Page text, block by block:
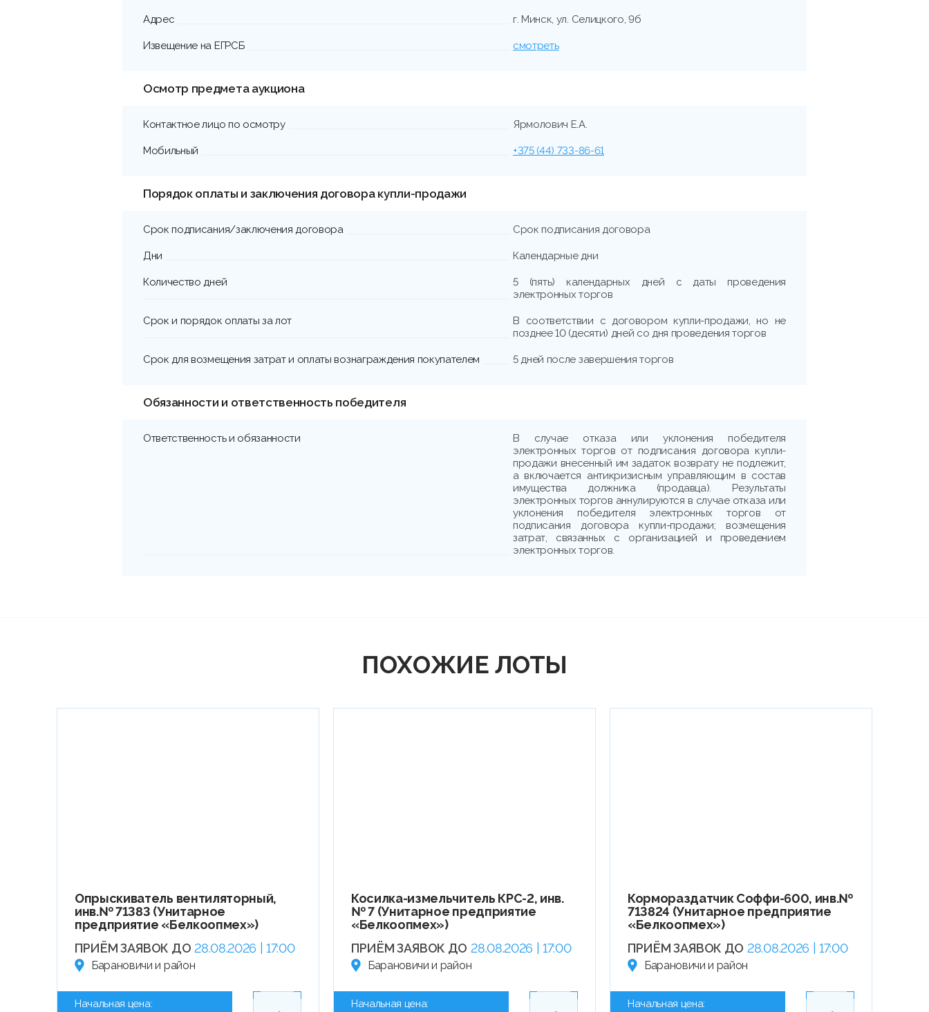
Адрес г. Минск, ул. Селицкого, 9б
Извещение на ЕГРСБ смотреть
Осмотр предмета аукциона
Контактное лицо по осмотру Ярмолович Е.А.
Мобильный +375 (44) 733-86-61
Порядок оплаты и заключения договора купли-продажи
Срок подписания/заключения договора Срок подписания договора
Дни Календарные дни
Количество дней
5 (пять) календарных дней с даты проведения
электронных торгов
Срок и порядок оплаты за лот
В соответствии с договором купли-продажи, но не
позднее 10 (десяти) дней со дня проведения торгов
Срок для возмещения затрат и оплаты вознаграждения покупателем 5 дней после завершения торгов
Обязанности и ответственность победителя
Ответственность и обязанности
В случае отказа или уклонения победителя
электронных торгов от подписания договора купли-
продажи внесенный им задаток возврату не подлежит,
а включается антикризисным управляющим в состав
имущества должника (продавца). Результаты
электронных торгов аннулируются в случае отказа или
уклонения победителя электронных торгов от
подписания договора купли-продажи; возмещения
затрат, связанных с организацией и проведением
электронных торгов.
ПОХОЖИЕ ЛОТЫ
Опрыскиватель вентиляторный,
инв.№ 71383 (Унитарное
предприятие «Белкоопмех»)
ПРИЁМ ЗАЯВОК ДО 28.08.2026 | 17:00
Барановичи и район
Начальная цена:
Косилка-измельчитель КРС-2, инв.
№ 7 (Унитарное предприятие
«Белкоопмех»)
ПРИЁМ ЗАЯВОК ДО 28.08.2026 | 17:00
Барановичи и район
Начальная цена:
Кормораздатчик Соффи-600, инв.№
713824 (Унитарное предприятие
«Белкоопмех»)
ПРИЁМ ЗАЯВОК ДО 28.08.2026 | 17:00
Барановичи и район
Начальная цена: